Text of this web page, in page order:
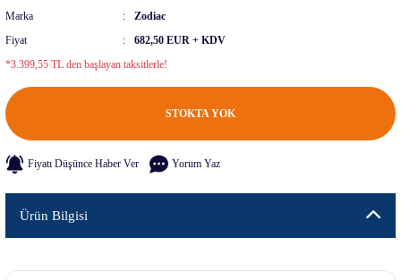
Marka
Zodiac
Fiyat
682,50 EUR + KDV
*3.399,55 TL den başlayan taksitlerle!
STOKTA YOK
Fiyatı Düşünce Haber Ver Yorum Yaz
Ürün Bilgisi